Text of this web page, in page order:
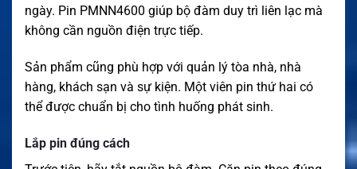
ngày. Pin PMNN4600 giúp bộ đàm duy trì liên lạc mà
không cần nguồn điện trực tiếp.
Sản phẩm cũng phù hợp với quản lý tòa nhà, nhà
hàng, khách sạn và sự kiện. Một viên pin thứ hai có
thể được chuẩn bị cho tình huống phát sinh.
Lắp pin đúng cách